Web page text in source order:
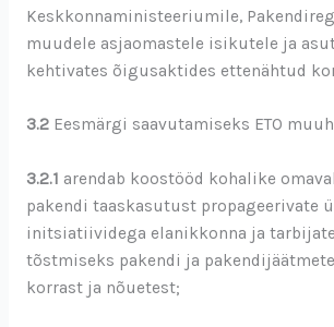
Keskkonnaministeeriumile,
muudele asjaomastele isikutele ja
kehtivates õigusaktides ettenähtud
3.2Eesmärgi saavutamiseks ETO
3.2.1 arendab koostööd kohalike
pakendi taaskasutust propageerivate
initsiatiividega elanikkonna ja
tõstmiseks pakendi ja
korrast ja nõuetest;